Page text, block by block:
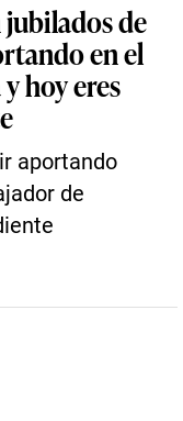
jubilados de
en el
hoy eres
aportando
de